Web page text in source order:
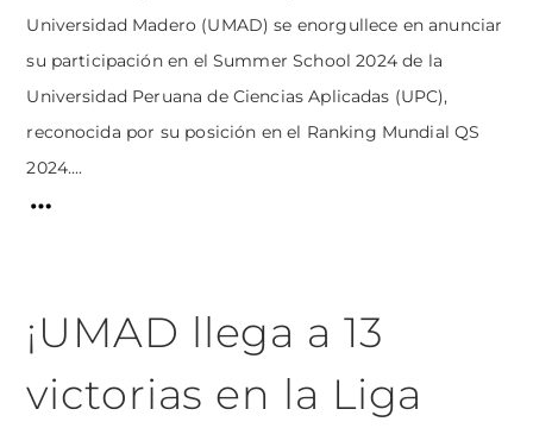
Universidad Madero (UMAD) se enorgullece en anunciar
su participación en el Summer School 2024 de la
Universidad Peruana de Ciencias Aplicadas (UPC),
reconocida por su posición en el Ranking Mundial QS
2024....
¡UMAD llega a 13
victorias en la Liga